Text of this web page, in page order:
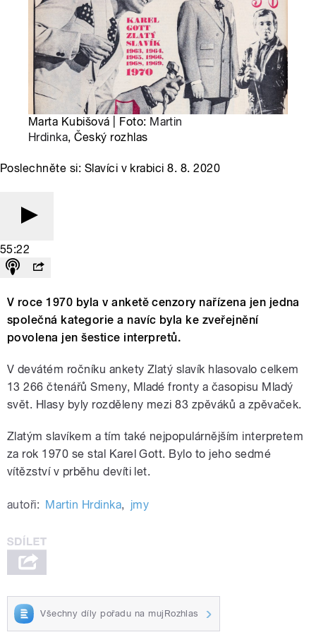
Marta Kubišová | Foto: Martin
Hrdinka, Český rozhlas
Poslechněte si: Slavíci v krabici 8. 8. 2020
55:22
V roce 1970 byla v anketě cenzory nařízena jen jedna
společná kategorie a navíc byla ke zveřejnění
povolena jen šestice interpretů.
V devátém ročníku ankety Zlatý slavík hlasovalo celkem
13 266 čtenářů Smeny, Mladé fronty a časopisu Mladý
svět. Hlasy byly rozděleny mezi 83 zpěváků a zpěvaček.
Zlatým slavíkem a tím také nejpopulárnějším interpretem
za rok 1970 se stal Karel Gott. Bylo to jeho sedmé
vítězství v prběhu devíti let.
autoři: Martin Hrdinka, jmy
Všechny díly pořadu na mujRozhlas